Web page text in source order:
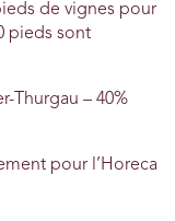
de vignes pour
pieds sont
Thurgau – 40%
pour l’Horeca